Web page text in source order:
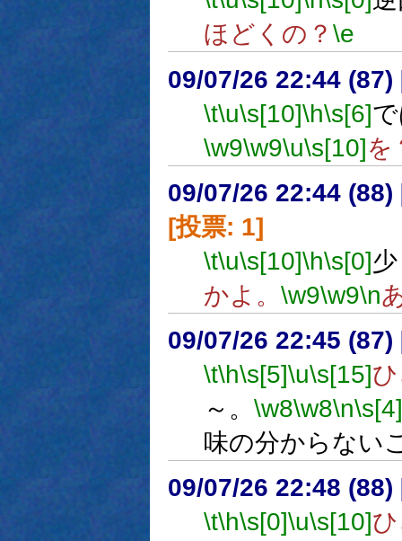
ほどくの？ \e
09/07/26 22:44 (87)
\t\u\s[10]\h\s[6]
\w9\w9\u\s[10]を
09/07/26 22:44 (88)
[投票: 1]
\t\u\s[10]\h\s[0]
かよ。 \w9\w9\n
09/07/26 22:45 (87)
\t\h\s[5]\u\s[15]
～。 \w8\w8\n\s[4]
味の分からない
09/07/26 22:48 (88)
\t\h\s[0]\u\s[10]